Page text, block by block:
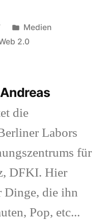
Veröffentlicht
in
Medien
2.0
die
Labors
für
DFKI. Hier
Dinge, die ihn
Pop, etc...